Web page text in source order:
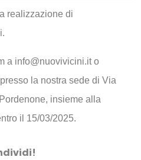
realizzazione di
a info@nuovivicini.ito
la nostra sede di Via
insieme alla
il 15/03/2025.